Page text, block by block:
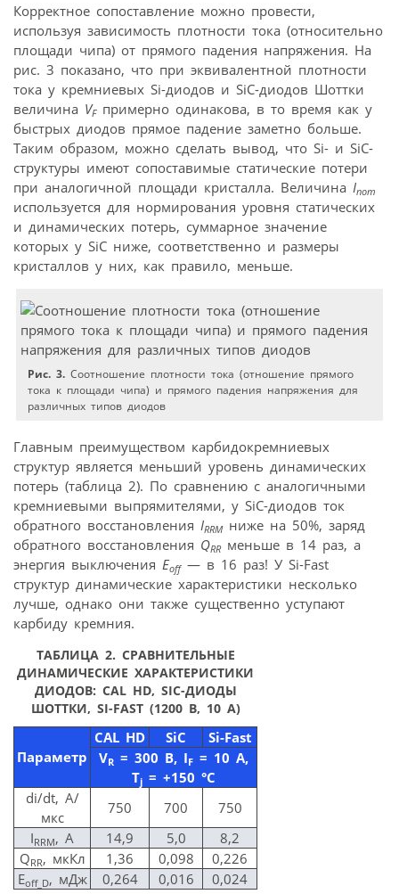
Корректное сопоставление можно провести,
используя зависимость плотности тока (относительно
площади чипа) от прямого падения напряжения. На
рис. 3 показано, что при эквивалентной плотности
тока у кремниевых Si-диодов и SiC-диодов Шоттки
величина VFпримерно одинакова, в то время как у
быстрых диодов прямое падение заметно больше.
Таким образом, можно сделать вывод, что Si- и SiC-
структуры имеют сопоставимые статические потери
при аналогичной площади кристалла. Величина Inom
используется для нормирования уровня статических
и динамических потерь, суммарное значение
которых у SiC ниже, соответственно и размеры
кристаллов у них, как правило, меньше.
Рис. 3. Соотношение плотности тока (отношение прямого
тока к площади чипа) и прямого падения напряжения для
различных типов диодов
Главным преимуществом карбидокремниевых
структур является меньший уровень динамических
потерь (таблица 2). По сравнению с аналогичными
кремниевыми выпрямителями, у SiC-диодов ток
обратного восстановления IRRMниже на 50%, заряд
обратного восстановления QRRменьше в 14 раз, а
энергия выключения Eoff— в 16 раз! У Si-Fast
структур динамические характеристики несколько
лучше, однако они также существенно уступают
карбиду кремния.
ТАБЛИЦА 2. СРАВНИТЕЛЬНЫЕ
ДИНАМИЧЕСКИЕ ХАРАКТЕРИСТИКИ
ДИОДОВ: CAL HD, SIC-ДИОДЫ
ШОТТКИ, SI-FAST (1200 В, 10 А)
Параметр
CAL HD SiC
Si-Fast
VR = 300 B, IF = 10 A,
Tj = +150 °C
di/dt, А/
мкс
750 700
750
IRRM, A 14,9 5,0
8,2
QRR, мкКл 1,36 0,098
0,226
Eoff_D, мДж 0,264 0,016 0,024